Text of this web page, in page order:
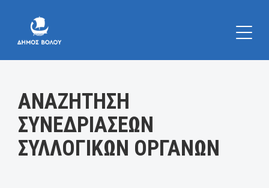
ΑΝΑΖΗΤΗΣΗ
ΣΥΝΕΔΡΙΑΣΕΩΝ
ΣΥΛΛΟΓΙΚΩΝ ΟΡΓΑΝΩΝ